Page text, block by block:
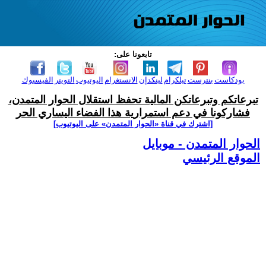
تابعونا على:
الفيسبوك التويتر اليوتيوب الانستغرام لينكدإن تيلكرامبنترست بودكاست
تبرعاتكم وتبرعاتكن المالية تحفظ استقلال الحوار المتمدن،
فشاركونا في دعم استمرارية هذا الفضاء اليساري الحر
[اشترك في قناة ‫«الحوار المتمدن» على اليوتيوب]
الحوار المتمدن - موبايل
الموقع الرئيسي